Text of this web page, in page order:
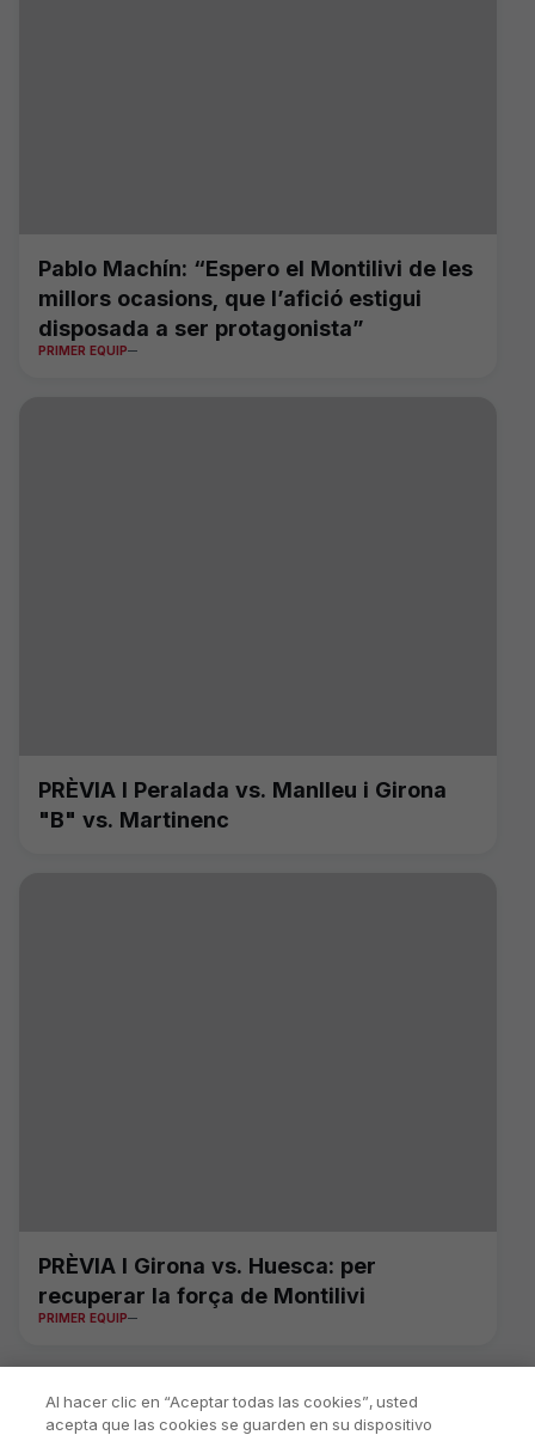
Pablo Machín: “Espero el Montilivi de les
millors ocasions, que l’afició estigui
disposada a ser protagonista”
PRIMER EQUIP
PRÈVIA I Peralada vs. Manlleu i Girona
"B" vs. Martinenc
PRÈVIA I Girona vs. Huesca: per
recuperar la força de Montilivi
PRIMER EQUIP
Al hacer clic en “Aceptar todas las cookies”, usted
acepta que las cookies se guarden en su dispositivo